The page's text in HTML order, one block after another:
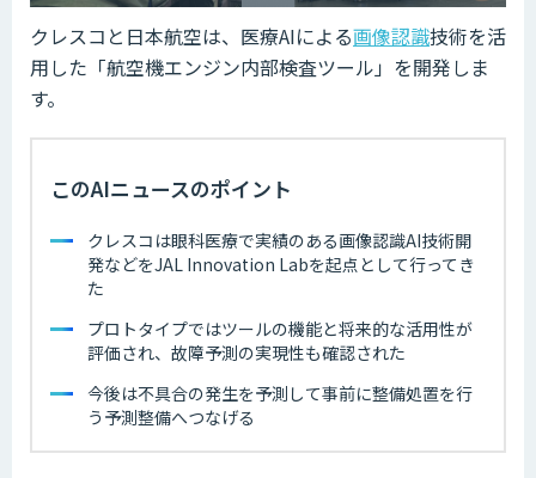
クレスコと日本航空は、医療AIによる画像認識技術を活
用した「航空機エンジン内部検査ツール」を開発しま
す。
このAIニュースのポイント
クレスコは眼科医療で実績のある画像認識AI技術開
発などをJAL Innovation Labを起点として行ってき
た
プロトタイプではツールの機能と将来的な活用性が
評価され、故障予測の実現性も確認された
今後は不具合の発生を予測して事前に整備処置を行
う予測整備へつなげる